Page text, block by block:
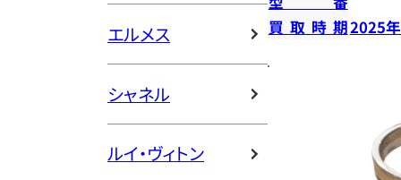
エルメス
シャネル
ルイ・ヴィトン
買取時期2025